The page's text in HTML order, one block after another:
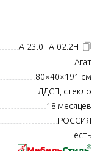
А-23.0+А-02.2Н
Агат
80×40×191 см
ЛДСП, стекло
18 месяцев
РОССИЯ
есть